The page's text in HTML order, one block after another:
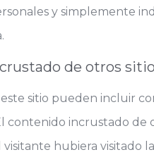
y simplemente
de otros
sitio pueden incluir
contenido incrustado de
visitante hubiera visitado